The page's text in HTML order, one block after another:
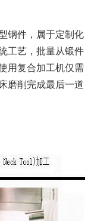
钢件，属于定制化
工艺，批量从锻件
用复合加工机仅需
磨削完成最后一道